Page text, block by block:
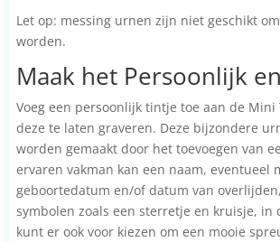
Let op: messing urnen zijn niet geschikt
worden.
Maak het Persoonlijk
Voeg een persoonlijk tintje toe aan de Mini
deze te laten graveren. Deze bijzondere
worden gemaakt door het toevoegen van
ervaren vakman kan een naam, eventueel
geboortedatum en/of datum van
symbolen zoals een sterretje en kruisje, in
kunt er ook voor kiezen om een mooie